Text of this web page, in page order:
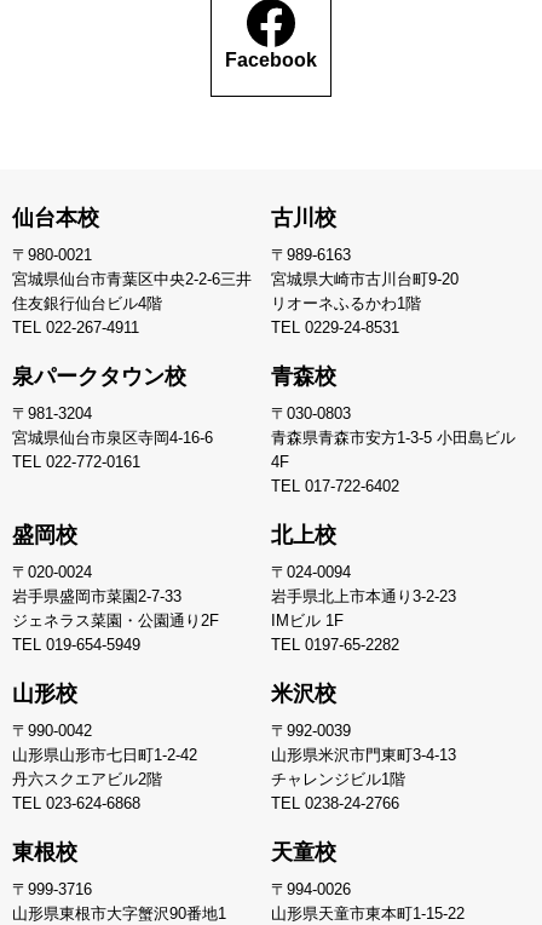
Facebook
仙台本校
〒980-0021
宮城県仙台市青葉区中央2-2-6三井
住友銀行仙台ビル4階
TEL 022-267-4911
古川校
〒989-6163
宮城県大崎市古川台町9-20
リオーネふるかわ1階
TEL 0229-24-8531
泉パークタウン校
〒981-3204
宮城県仙台市泉区寺岡4-16-6
TEL 022-772-0161
青森校
〒030-0803
青森県青森市安方1-3-5 小田島ビル
4F
TEL 017-722-6402
盛岡校
〒020-0024
岩手県盛岡市菜園2-7-33
ジェネラス菜園・公園通り2F
TEL 019-654-5949
北上校
〒024-0094
岩手県北上市本通り3-2-23
IMビル 1F
TEL 0197-65-2282
山形校
〒990-0042
山形県山形市七日町1-2-42
丹六スクエアビル2階
TEL 023-624-6868
米沢校
〒992-0039
山形県米沢市門東町3-4-13
チャレンジビル1階
TEL 0238-24-2766
東根校
〒999-3716
山形県東根市大字蟹沢90番地1
天童校
〒994-0026
山形県天童市東本町1-15-22